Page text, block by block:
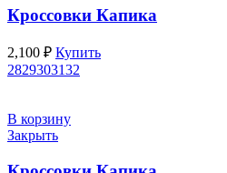
Кроссовки Капика
2,100 ₽ Купить
2829303132
В корзину
Закрыть